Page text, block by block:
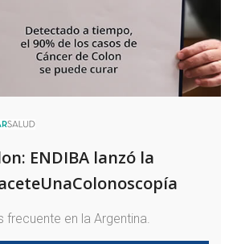
ENDIBA lanzó la
frecuente en la Argentina.